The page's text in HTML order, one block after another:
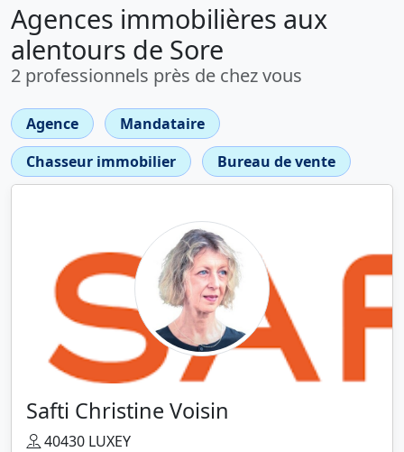
Agences immobilières aux
alentours de Sore
2 professionnels près de chez vous
Agence
Mandataire
Chasseur immobilier
Bureau de vente
Safti Christine Voisin
40430 LUXEY